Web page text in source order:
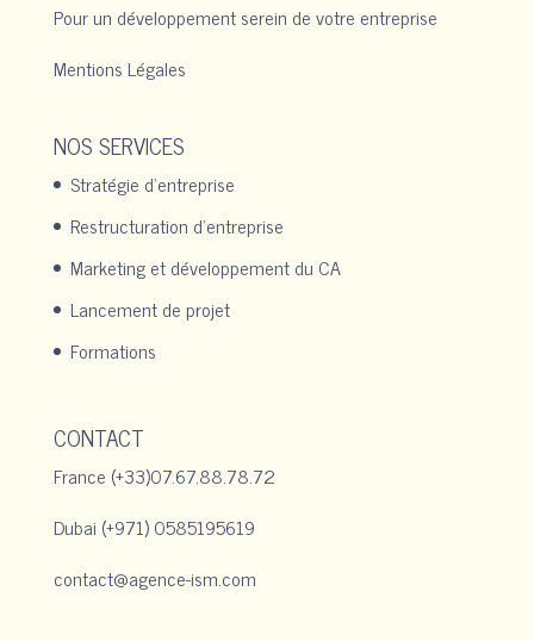
Pour un développement serein de votre entreprise
Mentions Légales
NOS SERVICES
Stratégie d’entreprise
Restructuration d’entreprise
Marketing et développement du CA
Lancement de projet
Formations
CONTACT
France (+33)07.67.88.78.72
Dubai (+971) 0585195619
contact@agence-ism.com